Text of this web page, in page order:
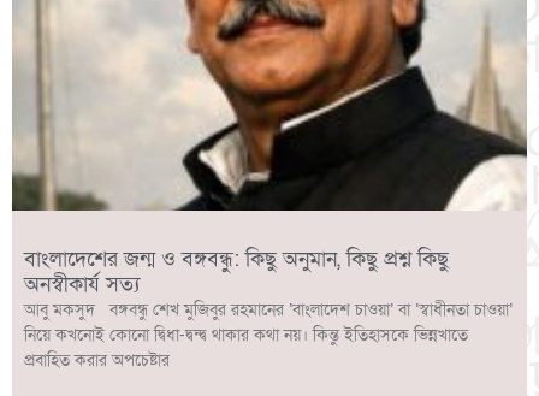
বাংলাদেশের জন্ম ও বঙ্গবন্ধু: কিছু অনুমান, কিছু প্রশ্ন কিছু
অনস্বীকার্য সত্য
আবু মকসুদ বঙ্গবন্ধু শেখ মুজিবুর রহমানের ‘বাংলাদেশ চাওয়া’ বা ‘স্বাধীনতা চাওয়া’
নিয়ে কখনোই কোনো দ্বিধা-দ্বন্দ্ব থাকার কথা নয়। কিন্তু ইতিহাসকে ভিন্নখাতে
প্রবাহিত করার অপচেষ্টার